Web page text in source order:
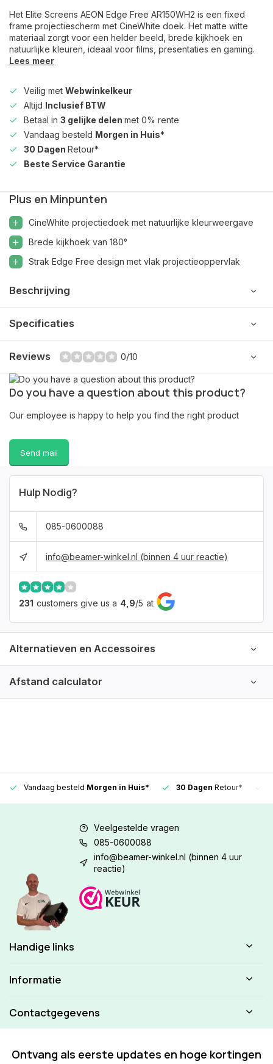
Het Elite Screens AEON Edge Free AR150WH2 is een fixed
frame projectiescherm met CineWhite doek. Het matte witte
materiaal zorgt voor een helder beeld, brede kijkhoek en
natuurlijke kleuren, ideaal voor films, presentaties en gaming.
Lees meer
Veilig met Webwinkelkeur
Altijd Inclusief BTW
Betaal in 3 gelijke delen met 0% rente
Vandaag besteld Morgen in Huis*
30 Dagen Retour*
Beste Service Garantie
Plus en Minpunten
CineWhite projectiedoek met natuurlijke kleurweergave
Brede kijkhoek van 180°
Strak Edge Free design met vlak projectieoppervlak
Beschrijving
Specificaties
Reviews 0/10
Do you have a question about this product?
Our employee is happy to help you find the right product
Send mail
Hulp Nodig?
085-0600088
info@beamer-winkel.nl (binnen 4 uur reactie)
231 customers give us a 4,9/5 at
Alternatieven en Accessoires
Afstand calculator
Vandaag besteld Morgen in Huis* 30 Dagen Retour*
Veelgestelde vragen
085-0600088
info@beamer-winkel.nl (binnen 4 uur
reactie)
Handige links
Informatie
Contactgegevens
Ontvang als eerste updates en hoge kortingen